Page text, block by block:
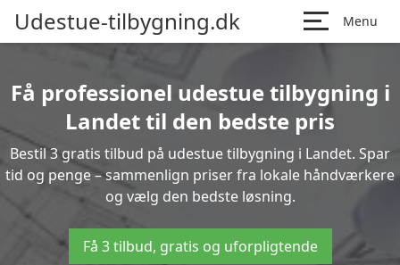
Udestue-tilbygning.dk Menu
Få professionel udestue tilbygning i
Landet til den bedste pris
Bestil 3 gratis tilbud på udestue tilbygning i Landet. Spar
tid og penge – sammenlign priser fra lokale håndværkere
og vælg den bedste løsning.
Få 3 tilbud, gratis og uforpligtende